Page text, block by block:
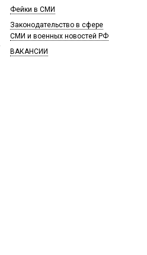
Фейки в СМИ
Законодательство в сфере
СМИ и военных новостей РФ
ВАКАНСИИ